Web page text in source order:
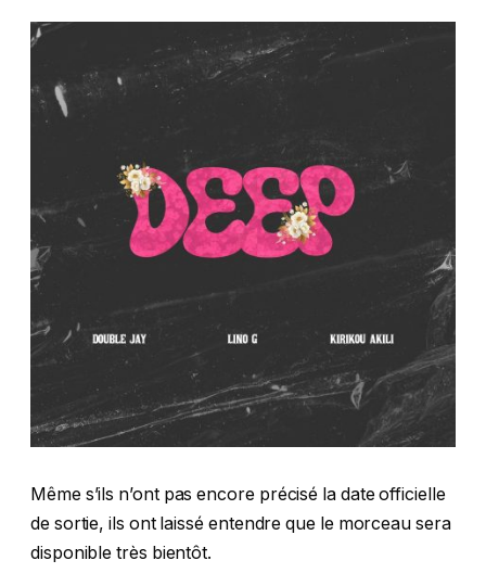
Même s’ils n’ont pas encore précisé la date officielle
de sortie, ils ont laissé entendre que le morceau sera
disponible très bientôt.